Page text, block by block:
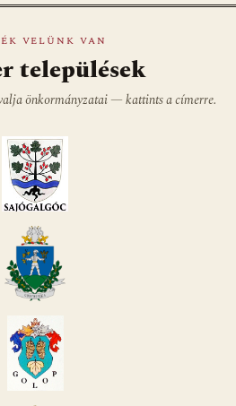
VELÜNK VAN
települések
önkormányzatai — kattints a címerre.